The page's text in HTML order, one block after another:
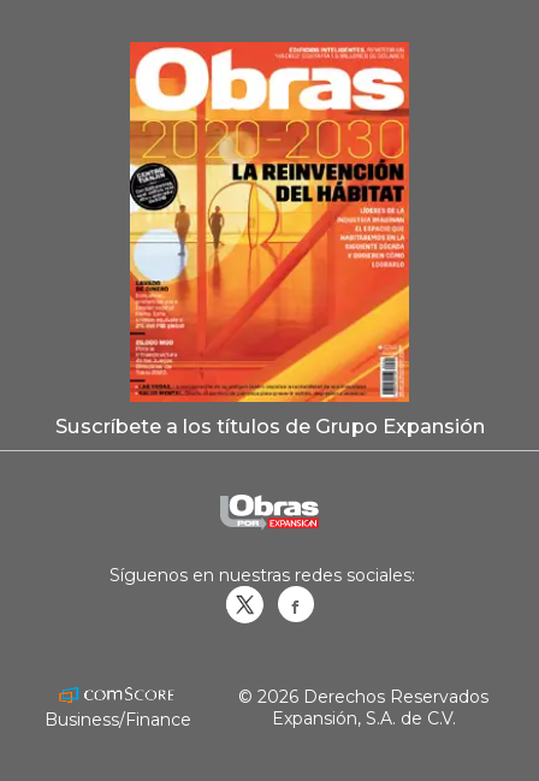
Suscríbete a los títulos de Grupo Expansión
Síguenos en nuestras redes sociales:
Business/Finance
© 2026 Derechos Reservados
Expansión, S.A. de C.V.